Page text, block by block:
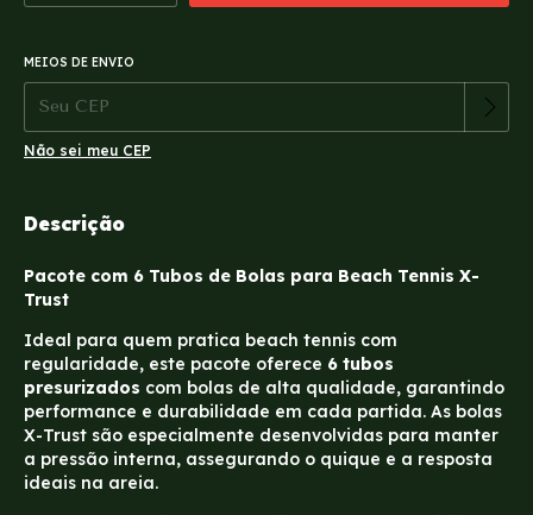
Entregas para o CEP:
MEIOS DE ENVIO
Não sei meu CEP
Descrição
Pacote com 6 Tubos de Bolas para Beach Tennis X-
Trust
Ideal para quem pratica beach tennis com
regularidade, este pacote oferece 6 tubos
presurizados com bolas de alta qualidade, garantindo
performance e durabilidade em cada partida. As bolas
X-Trust são especialmente desenvolvidas para manter
a pressão interna, assegurando o quique e a resposta
ideais na areia.